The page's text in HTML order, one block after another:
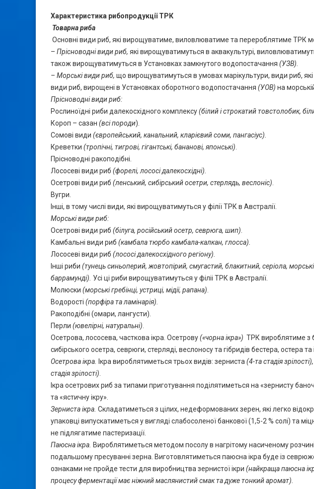
Характеристика рибопродукції ТРК
Товарна риба
Основні види риб, які вирощуватиме, виловлюватиме та перероблятиме ТРК
– Прісноводні види риб, які вирощуватимуться в аквакультурі,
також вирощуватимуться в Установках замкнутого водопостачання (УЗВ).
– Морські види риб, що вирощуватимуться в умовах марікультури, види риб,
види риб, вирощені в Установках оборотного водопостачання (УОВ) на
Прісноводні види риб:
Рослиноїдні риби далекосхідного комплексу(білий і строкатий товстолобик,
Короп – сазан (всі породи).
Сомові види (європейський, канальний, кларієвий соми, пангасіус).
Креветки (тропічні, тигрові, гігантські, бананові, японські)
Прісноводні ракоподібні.
Лососеві види риб (форелі, лососі далекосхідні).
Осетрові види риб (ленський, сибірський осетри, стерлядь, веслоніс)
Вугри.
Інші, в тому числі види, які вирощуватимуться у філії ТРК в Австралії.
Морські види риб:
Осетрові види риб (білуга, російський осетр, севрюга, шип)
Камбальні види риб (камбала тюрбо камбала-калкан, глосса).
Лососеві види риб (лососі далекосхідного регіону).
Інші риби (тунець синьоперий, жовтопірий, смугастий, блакитний, серіола, морські
баррамунді). Усі ці риби вирощуватимуться у філіі ТРК в Австралії.
Молюски (морські гребінці, устриці, мідії, рапана)
Водорості (порфіра та ламінарія).
Ракоподібні (омари, лангусти).
Перли (ювелірні, натуральні)
Осетрова, лососева, часткова ікра. Осетрову(«чорна ікра») ТРК вироблятиме з
сибірського осетра, севрюги, стерляді, веслоносу та гібридів бестера, остера
Осетрова ікра.
Ікра вироблятиметься трьох видів: зерниста (4-та стадія зрілості),
стадія зрілості)
Ікра осетрових риб за типами приготування поділятиметься на «зернисту
та «ястичну ікру».
Зерниста ікра. Складатиметься з цілих, недеформованих зерен, які легко
упаковці випускатиметься у вигляді слабосоленої банкової (1,5-2 % солі) та
не підлягатиме пастеризації.
Паюсна ікра. Вироблятиметься методом посолу в нагрітому насиченому
подальшому пресуванні зерна. Виготовлятиметься паюсна ікра буде із
ознаками не пройде тести для виробництва зернистої ікри (найкраща паюсна
процесу ферментації має ніжний маслянистий смак та дуже тонкий аромат).